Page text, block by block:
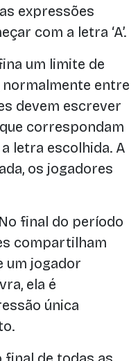
expressões
com a letra ‘A’.
um limite de
entre
devem escrever
correspondam
letra escolhida. A
os jogadores
No final do período
compartilham
um jogador
ela é
única